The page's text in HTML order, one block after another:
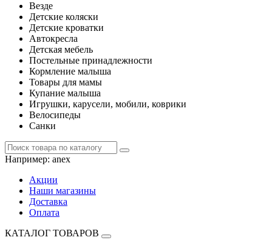
Везде
Детские коляски
Детские кроватки
Автокресла
Детская мебель
Постельные принадлежности
Кормление малыша
Товары для мамы
Купание малыша
Игрушки, карусели, мобили, коврики
Велосипеды
Санки
Например: anex
Акции
Наши магазины
Доставка
Оплата
КАТАЛОГ ТОВАРОВ